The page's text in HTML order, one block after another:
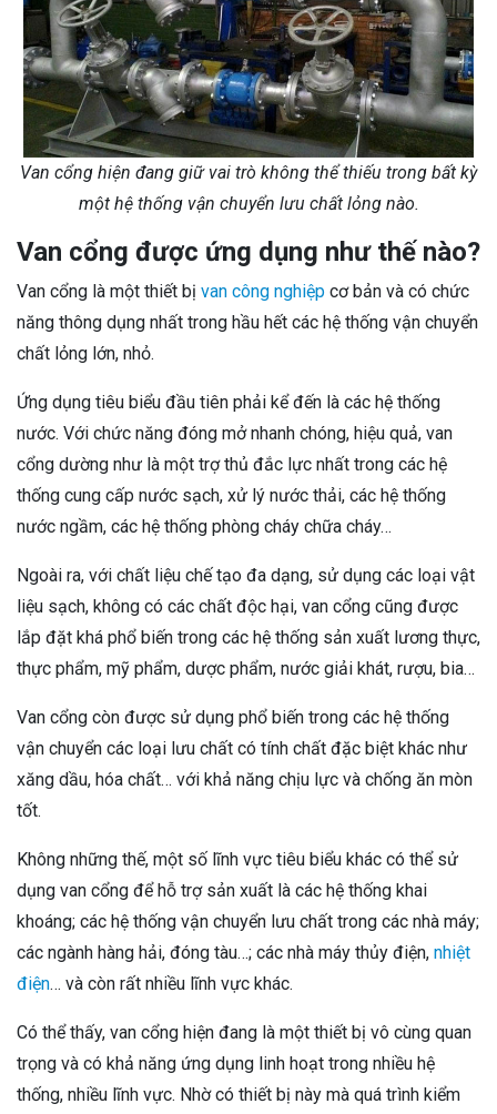
Van cổng hiện đang giữ vai trò không thể thiếu trong bất kỳ
một hệ thống vận chuyển lưu chất lỏng nào.
Van cổng được ứng dụng như thế nào?
Van cổng là một thiết bị van công nghiệp cơ bản và có chức
năng thông dụng nhất trong hầu hết các hệ thống vận chuyển
chất lỏng lớn, nhỏ.
Ứng dụng tiêu biểu đầu tiên phải kể đến là các hệ thống
nước. Với chức năng đóng mở nhanh chóng, hiệu quả, van
cổng dường như là một trợ thủ đắc lực nhất trong các hệ
thống cung cấp nước sạch, xử lý nước thải, các hệ thống
nước ngầm, các hệ thống phòng cháy chữa cháy…
Ngoài ra, với chất liệu chế tạo đa dạng, sử dụng các loại vật
liệu sạch, không có các chất độc hại, van cổng cũng được
lắp đặt khá phổ biến trong các hệ thống sản xuất lương thực,
thực phẩm, mỹ phẩm, dược phẩm, nước giải khát, rượu, bia…
Van cổng còn được sử dụng phổ biến trong các hệ thống
vận chuyển các loại lưu chất có tính chất đặc biệt khác như
xăng dầu, hóa chất… với khả năng chịu lực và chống ăn mòn
tốt.
Không những thế, một số lĩnh vực tiêu biểu khác có thể sử
dụng van cổng để hỗ trợ sản xuất là các hệ thống khai
khoáng; các hệ thống vận chuyển lưu chất trong các nhà máy;
các ngành hàng hải, đóng tàu…; các nhà máy thủy điện, nhiệt
điện… và còn rất nhiều lĩnh vực khác.
Có thể thấy, van cổng hiện đang là một thiết bị vô cùng quan
trọng và có khả năng ứng dụng linh hoạt trong nhiều hệ
thống, nhiều lĩnh vực. Nhờ có thiết bị này mà quá trình kiểm